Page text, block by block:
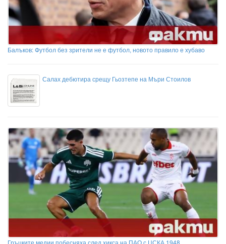
Балъков: Футбол без зрители не е футбол, новото правило е хубаво
Салах дебютира срещу Гьозтепе на Мъри Стоилов
Гръцките медии побесняха след хикса на ПАО с ЦСКА 1948